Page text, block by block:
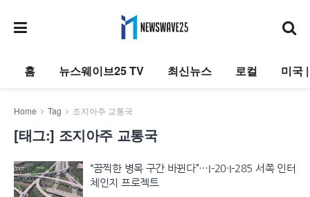
홈 뉴스웨이브25 TV 최신뉴스 로컬 미국
Home Tag 조지아주 교통국
[태그:] 조지아주 교통국
“끔찍한 병목 구간 바뀐다”…I-20·I-285 서쪽 인터
체인지 프로젝트